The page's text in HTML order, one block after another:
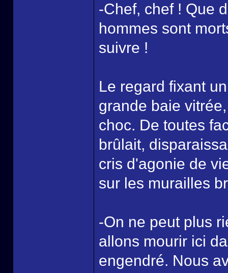
-Chef, chef ! Que
hommes sont
suivre !
Le regard fixant
grande baie
choc. De toutes
brûlait,
cris d'agonie de
sur les murailles
-On ne peut plus
allons mourir ici
engendré. Nous